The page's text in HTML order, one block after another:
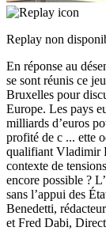
Replay non
En réponse au
se sont réunis ce
Bruxelles pour
Europe. Les pays
milliards d’euros
profité de c ... ette
qualifiant Vladimir
contexte de
encore possible ?
sans l’appui des
Benedetti,
et Fred Dabi,